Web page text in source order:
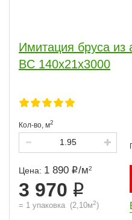
Имитация бруса из
BC 140x21x3000
Кол-во, м2
Цена: 1 890 /м2
3 970
= 1 упаковка (2,10м2)